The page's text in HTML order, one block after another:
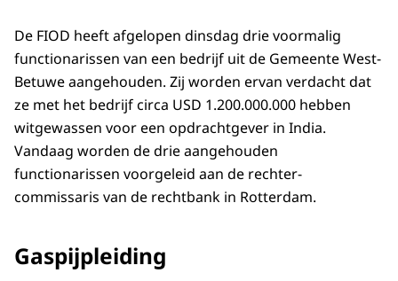
De FIOD heeft afgelopen dinsdag drie voormalig
functionarissen van een bedrijf uit de Gemeente West-
Betuwe aangehouden. Zij worden ervan verdacht dat
ze met het bedrijf circa USD 1.200.000.000 hebben
witgewassen voor een opdrachtgever in India.
Vandaag worden de drie aangehouden
functionarissen voorgeleid aan de rechter-
commissaris van de rechtbank in Rotterdam.
Gaspijpleiding